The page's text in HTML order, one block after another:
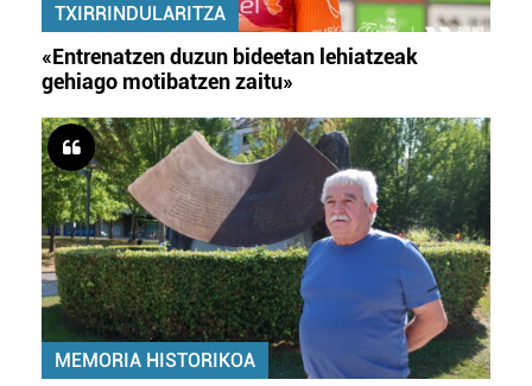
TXIRRINDULARITZA
«Entrenatzen duzun bideetan lehiatzeak
gehiago motibatzen zaitu»
MEMORIA HISTORIKOA